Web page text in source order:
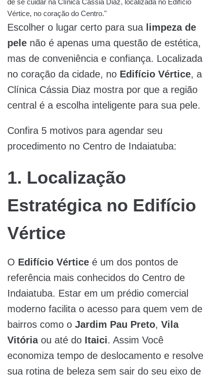
Escolher o lugar certo para sua limpeza de
pele não é apenas uma questão de estética,
mas de conveniência e confiança. Localizada
no coração da cidade, no Edifício Vértice, a
Clínica Cássia Diaz mostra por que a região
central é a escolha inteligente para sua pele.
Confira 5 motivos para agendar seu
procedimento no Centro de Indaiatuba:
1. Localização
Estratégica no Edifício
Vértice
O Edifício Vértice é um dos pontos de
referência mais conhecidos do Centro de
Indaiatuba. Estar em um prédio comercial
moderno facilita o acesso para quem vem de
bairros como o Jardim Pau Preto, Vila
Vitóriaou até do Itaici. Assim Você
economiza tempo de deslocamento e resolve
sua rotina de beleza sem sair do seu eixo de